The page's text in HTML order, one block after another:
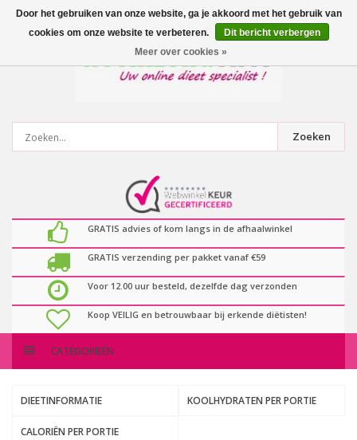
0artikelen
Zoeken
GRATIS advies of kom langs in de afhaalwinkel
GRATIS verzending per pakket vanaf €59
Voor 12.00 uur besteld, dezelfde dag verzonden
Koop VEILIG en betrouwbaar bij erkende diëtisten!
CATEGORIEËN
DIEETINFORMATIE KOOLHYDRATEN PER PORTIE
CALORIËN PER PORTIE
Door het gebruiken van onze website, ga je akkoord met het gebruik van
cookies om onze website te verbeteren.
Dit bericht verbergen
Meer over cookies »